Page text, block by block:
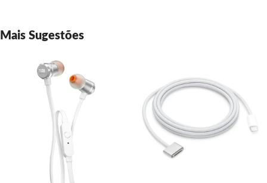
Mais Sugestões